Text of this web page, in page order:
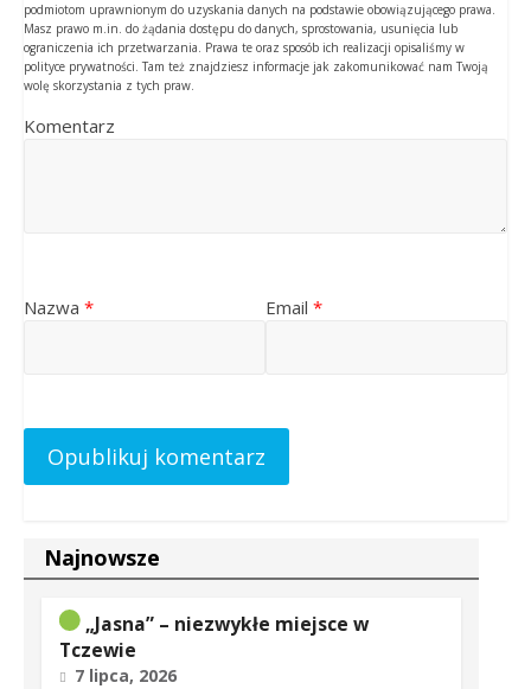
podmiotom uprawnionym do uzyskania danych na podstawie obowiązującego prawa.
Masz prawo m.in. do żądania dostępu do danych, sprostowania, usunięcia lub
ograniczenia ich przetwarzania. Prawa te oraz sposób ich realizacji opisaliśmy w
polityce prywatności. Tam też znajdziesz informacje jak zakomunikować nam Twoją
wolę skorzystania z tych praw.
Komentarz
Nazwa * Email *
Najnowsze
„Jasna” – niezwykłe miejsce w
Tczewie
7 lipca, 2026